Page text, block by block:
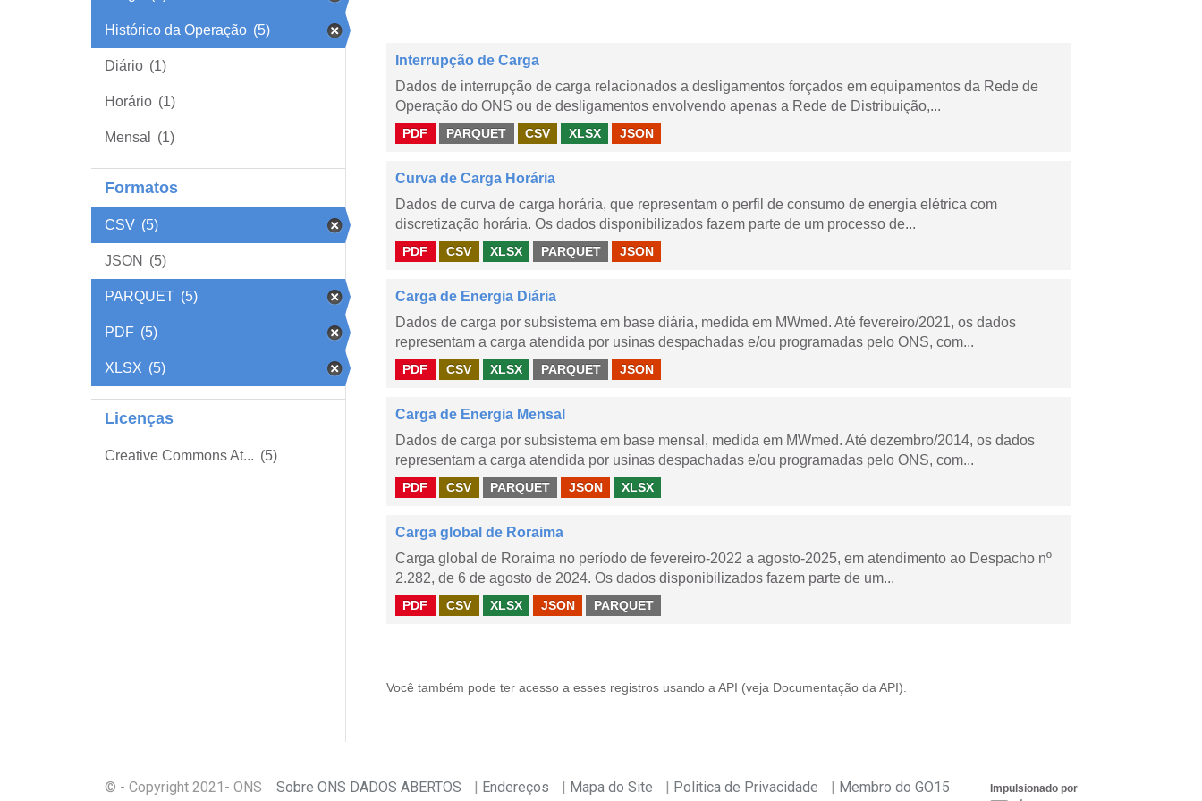
Histórico da Operação (5)
Diário (1)
Horário (1)
Mensal (1)
Formatos
CSV (5)
JSON (5)
PARQUET (5)
PDF (5)
XLSX (5)
Licenças
Creative Commons At... (5)
Interrupção de Carga
Dados de interrupção de carga relacionados a desligamentos forçados em equipamentos da Rede de
Operação do ONS ou de desligamentos envolvendo apenas a Rede de Distribuição,...
PDF PARQUET CSV XLSX JSON
Curva de Carga Horária
Dados de curva de carga horária, que representam o perfil de consumo de energia elétrica com
discretização horária. Os dados disponibilizados fazem parte de um processo de...
PDF CSV XLSX PARQUET JSON
Carga de Energia Diária
Dados de carga por subsistema em base diária, medida em MWmed. Até fevereiro/2021, os dados
representam a carga atendida por usinas despachadas e/ou programadas pelo ONS, com...
PDF CSV XLSX PARQUET JSON
Carga de Energia Mensal
Dados de carga por subsistema em base mensal, medida em MWmed. Até dezembro/2014, os dados
representam a carga atendida por usinas despachadas e/ou programadas pelo ONS, com...
PDF CSV PARQUET JSON XLSX
Carga global de Roraima
Carga global de Roraima no período de fevereiro-2022 a agosto-2025, em atendimento ao Despacho nº
2.282, de 6 de agosto de 2024. Os dados disponibilizados fazem parte de um...
PDF CSV XLSX JSON PARQUET
Você também pode ter acesso a esses registros usando a API (veja Documentação da API ).
© - Copyright 2021 - ONS Sobre ONS DADOS ABERTOS Endereços Mapa do Site Politica de Privacidade Membro do GO15 Impulsionado por